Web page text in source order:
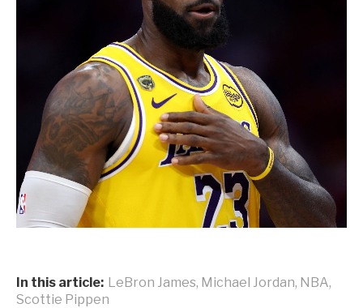
In this article: LeBron James, Michael Jordan, NBA,
Scottie Pippen